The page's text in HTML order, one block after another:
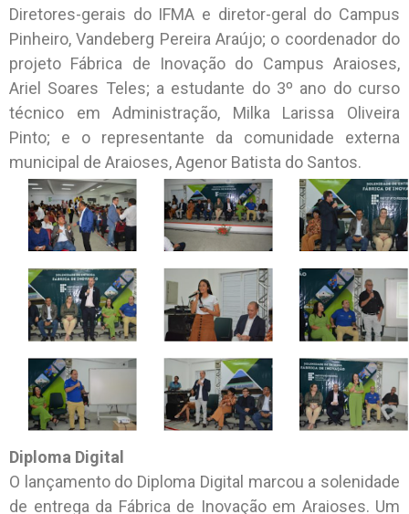
Diretores-gerais do IFMA e diretor-geral do Campus
Pinheiro, Vandeberg Pereira Araújo; o coordenador do
projeto Fábrica de Inovação do Campus Araioses,
Ariel Soares Teles; a estudante do 3º ano do curso
técnico em Administração, Milka Larissa Oliveira
Pinto; e o representante da comunidade externa
municipal de Araioses, Agenor Batista do Santos.
Diploma Digital
O lançamento do Diploma Digital marcou a solenidade
de entrega da Fábrica de Inovação em Araioses. Um